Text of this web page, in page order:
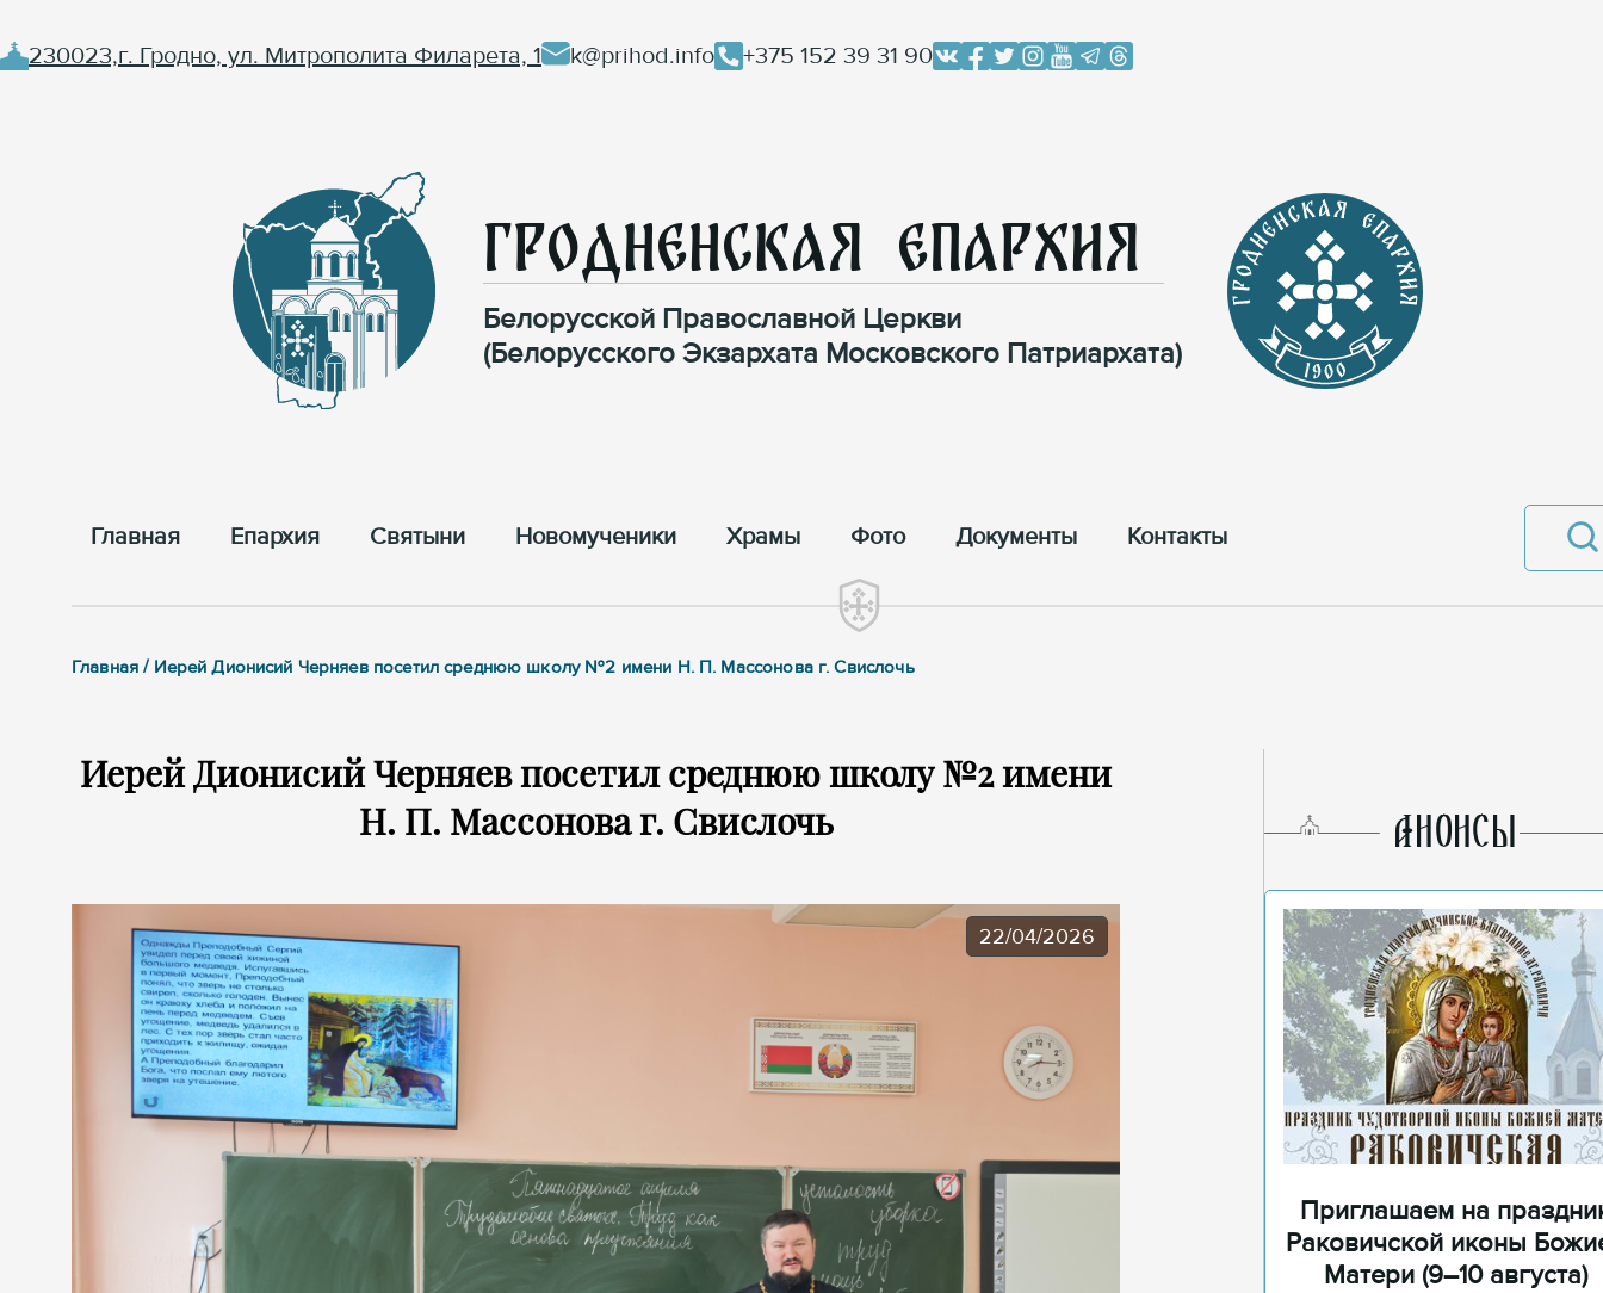
230023,г. Гродно, ул. Митрополита Филарета, 1 k@prihod.info +375 152 39 31 90
Гродненская Епархия
Белорусской Православной Церкви
(Белорусского Экзархата Московского Патриархата)
Главная Епархия Cвятыни Новомученики Храмы Фото Документы Контакты
Главная / Иерей Дионисий Черняев посетил среднюю школу №2 имени Н. П. Массонова г. Свислочь
Иерей Дионисий Черняев посетил среднюю школу №2 имени
Н. П. Массонова г. Свислочь
22/04/2026
AНОНСЫ
Приглашаем на
Раковичской иконы
Матери (9–10 августа)